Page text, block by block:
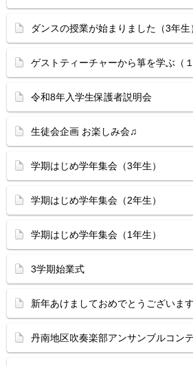
ダンスの授業が始まりました（3年生
ゲストティーチャーから箏を学ぶ（
令和8年入学生保護者説明会
生徒会企画 お楽しみ会♫
学期はじめ学年集会（3年生）
学期はじめ学年集会（2年生）
学期はじめ学年集会（1年生）
3学期始業式
新年あけましておめでとうございます
丹南地区吹奏楽部アンサンブルコン